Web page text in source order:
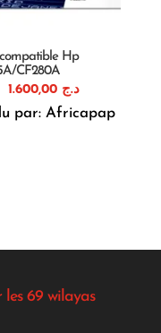
compatible Hp
CF280A
د.ج
par: Africapap
les 69 wilayas